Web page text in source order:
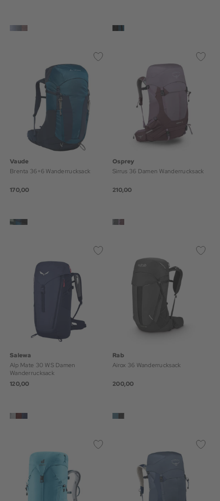
Vaude
Brenta 36+6 Wanderrucksack
170,00
Osprey
Sirrus 36 Damen Wanderrucksack
210,00
Salewa
Alp Mate 30 WS Damen
Wanderrucksack
120,00
Rab
Airox 36 Wanderrucksack
200,00